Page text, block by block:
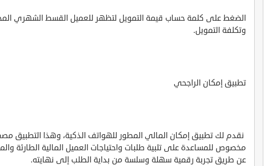
الضغط على كلمة حساب قيمة التمويل لتظهر للعميل القسط الشهري
وتكلفة التمويل.
تطبيق إمكان الراجحي
نقدم لك تطبيق إمكان المالي المطور للهواتف الذكية، وهذا التطبيق
مخصوص للمساعدة على تلبية طلبات واحتياجات العميل المالية الطارئة
عن طريق تجربة رقمية سهلة وسلسة من بداية الطلب إلى نهايته.